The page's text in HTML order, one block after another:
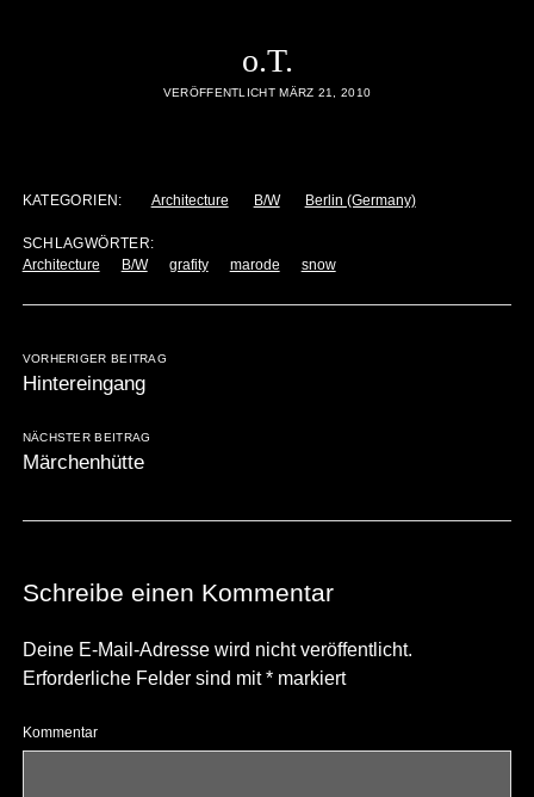
o.T.
VERÖFFENTLICHT MÄRZ 21, 2010
KATEGORIEN: Architecture B/W Berlin (Germany)
SCHLAGWÖRTER:
Architecture
B/W grafity marode snow
VORHERIGER BEITRAG
Hintereingang
NÄCHSTER BEITRAG
Märchenhütte
Schreibe einen Kommentar
Deine E-Mail-Adresse wird nicht veröffentlicht.
Erforderliche Felder sind mit*markiert
Kommentar